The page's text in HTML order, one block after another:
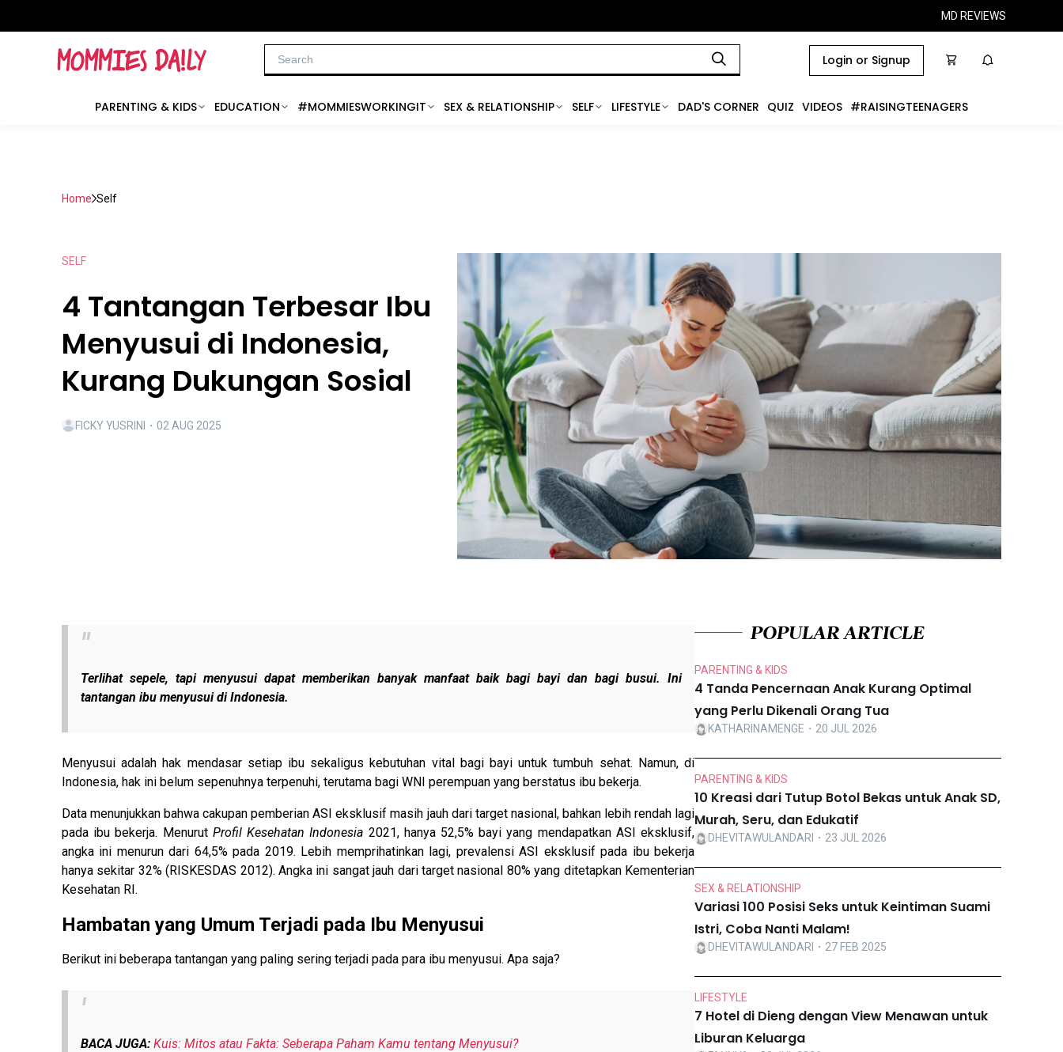
MD REVIEWS
Login or Signup
PARENTING & KIDS EDUCATION #MOMMIESWORKINGIT SEX & RELATIONSHIP SELF LIFESTYLE DAD'S CORNER QUIZ VIDEOS #RAISINGTEENAGERS
Home Self
SELF
4 Tantangan Terbesar Ibu
Menyusui di Indonesia,
Kurang Dukungan Sosial
FICKY YUSRINI ・ 02 AUG 2025
Terlihat sepele, tapi menyusui dapat memberikan banyak manfaat baik bagi bayi dan bagi busui. Ini
tantangan ibu menyusui di Indonesia.
Menyusui adalah hak mendasar setiap ibu sekaligus kebutuhan vital bagi bayi untuk tumbuh sehat. Namun, di
Indonesia, hak ini belum sepenuhnya terpenuhi, terutama bagi WNI perempuan yang berstatus ibu bekerja.
Data menunjukkan bahwa cakupan pemberian ASI eksklusif masih jauh dari target nasional, bahkan lebih rendah lagi
pada ibu bekerja. Menurut Profil Kesehatan Indonesia 2021, hanya 52,5% bayi yang mendapatkan ASI eksklusif,
angka ini menurun dari 64,5% pada 2019. Lebih memprihatinkan lagi, prevalensi ASI eksklusif pada ibu bekerja
hanya sekitar 32% (RISKESDAS 2012). Angka ini sangat jauh dari target nasional 80% yang ditetapkan Kementerian
Kesehatan RI.
Hambatan yang Umum Terjadi pada Ibu Menyusui
Berikut ini beberapa tantangan yang paling sering terjadi pada para ibu menyusui. Apa saja?
BACA JUGA: Kuis: Mitos atau Fakta: Seberapa Paham Kamu tentang Menyusui?
POPULAR ARTICLE
PARENTING & KIDS
4 Tanda Pencernaan Anak Kurang Optimal
yang Perlu Dikenali Orang Tua
KATHARINAMENGE ・20 JUL 2026
PARENTING & KIDS
10 Kreasi dari Tutup Botol Bekas untuk Anak SD,
Murah, Seru, dan Edukatif
DHEVITAWULANDARI ・23 JUL 2026
SEX & RELATIONSHIP
Variasi 100 Posisi Seks untuk Keintiman Suami
Istri, Coba Nanti Malam!
DHEVITAWULANDARI ・27 FEB 2025
LIFESTYLE
7 Hotel di Dieng dengan View Menawan untuk
Liburan Keluarga